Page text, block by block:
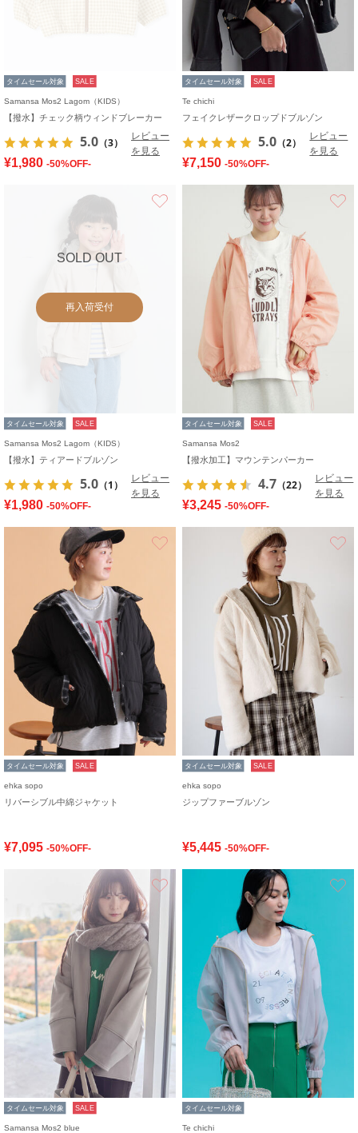
タイムセール対象 SALE
Samansa Mos2 Lagom（KIDS）
【撥水】チェック柄ウィンドブレーカー
5.0 （3）
レビュー
を見る
¥1,980 -50%OFF-
タイムセール対象 SALE
Te chichi
フェイクレザークロップドブルゾン
5.0 （2）
レビュー
を見る
¥7,150 -50%OFF-
SOLD OUT
再入荷受付
タイムセール対象 SALE
Samansa Mos2 Lagom（KIDS）
【撥水】ティアードブルゾン
5.0 （1）
レビュー
を見る
¥1,980 -50%OFF-
タイムセール対象 SALE
Samansa Mos2
【撥水加工】マウンテンパーカー
4.7 （22）
レビュー
を見る
¥3,245 -50%OFF-
タイムセール対象 SALE
ehka sopo
リバーシブル中綿ジャケット
¥7,095 -50%OFF-
タイムセール対象 SALE
ehka sopo
ジップファーブルゾン
¥5,445 -50%OFF-
タイムセール対象 SALE
Samansa Mos2 blue
タイムセール対象
Te chichi